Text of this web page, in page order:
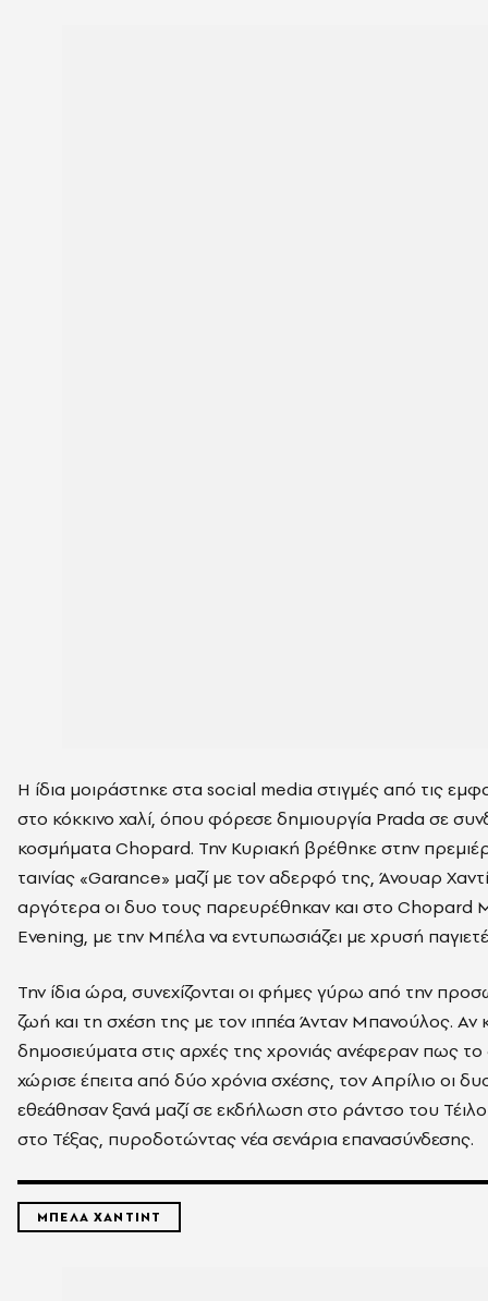
Η ίδια μοιράστηκε στα social media στιγμές από τις
στο κόκκινο χαλί, όπου φόρεσε δημιουργία Prada σε
κοσμήματα Chopard. Την Κυριακή βρέθηκε στην
ταινίας «Garance» μαζί με τον αδερφό της, Άνουαρ
αργότερα οι δυο τους παρευρέθηκαν και στο Chopard
Evening, με την Μπέλα να εντυπωσιάζει με χρυσή
Την ίδια ώρα, συνεχίζονται οι φήμες γύρω από την
ζωή και τη σχέση της με τον ιππέα Άνταν Μπανούλος. Αν
δημοσιεύματα στις αρχές της χρονιάς ανέφεραν πως το
χώρισε έπειτα από δύο χρόνια σχέσης, τον Απρίλιο οι
εθεάθησαν ξανά μαζί σε εκδήλωση στο ράντσο του
στο Τέξας, πυροδοτώντας νέα σενάρια επανασύνδεσης.
ΜΠΕΛΑ ΧΑΝΤΙΝΤ